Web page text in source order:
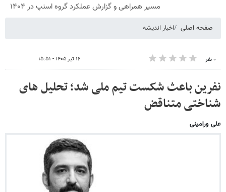
مسیر همراهی و گزارش عملکرد گروه اسنپ در ۱۴۰۴
صفحه اصلی اخبار اندیشه
۰ نفر ۱۶ تیر ۱۴۰۵ - ۱۵:۵۱
نفرین باعث شکست تیم ملی شد؛ تحلیل های
شناختی متناقض
علی ورامینی